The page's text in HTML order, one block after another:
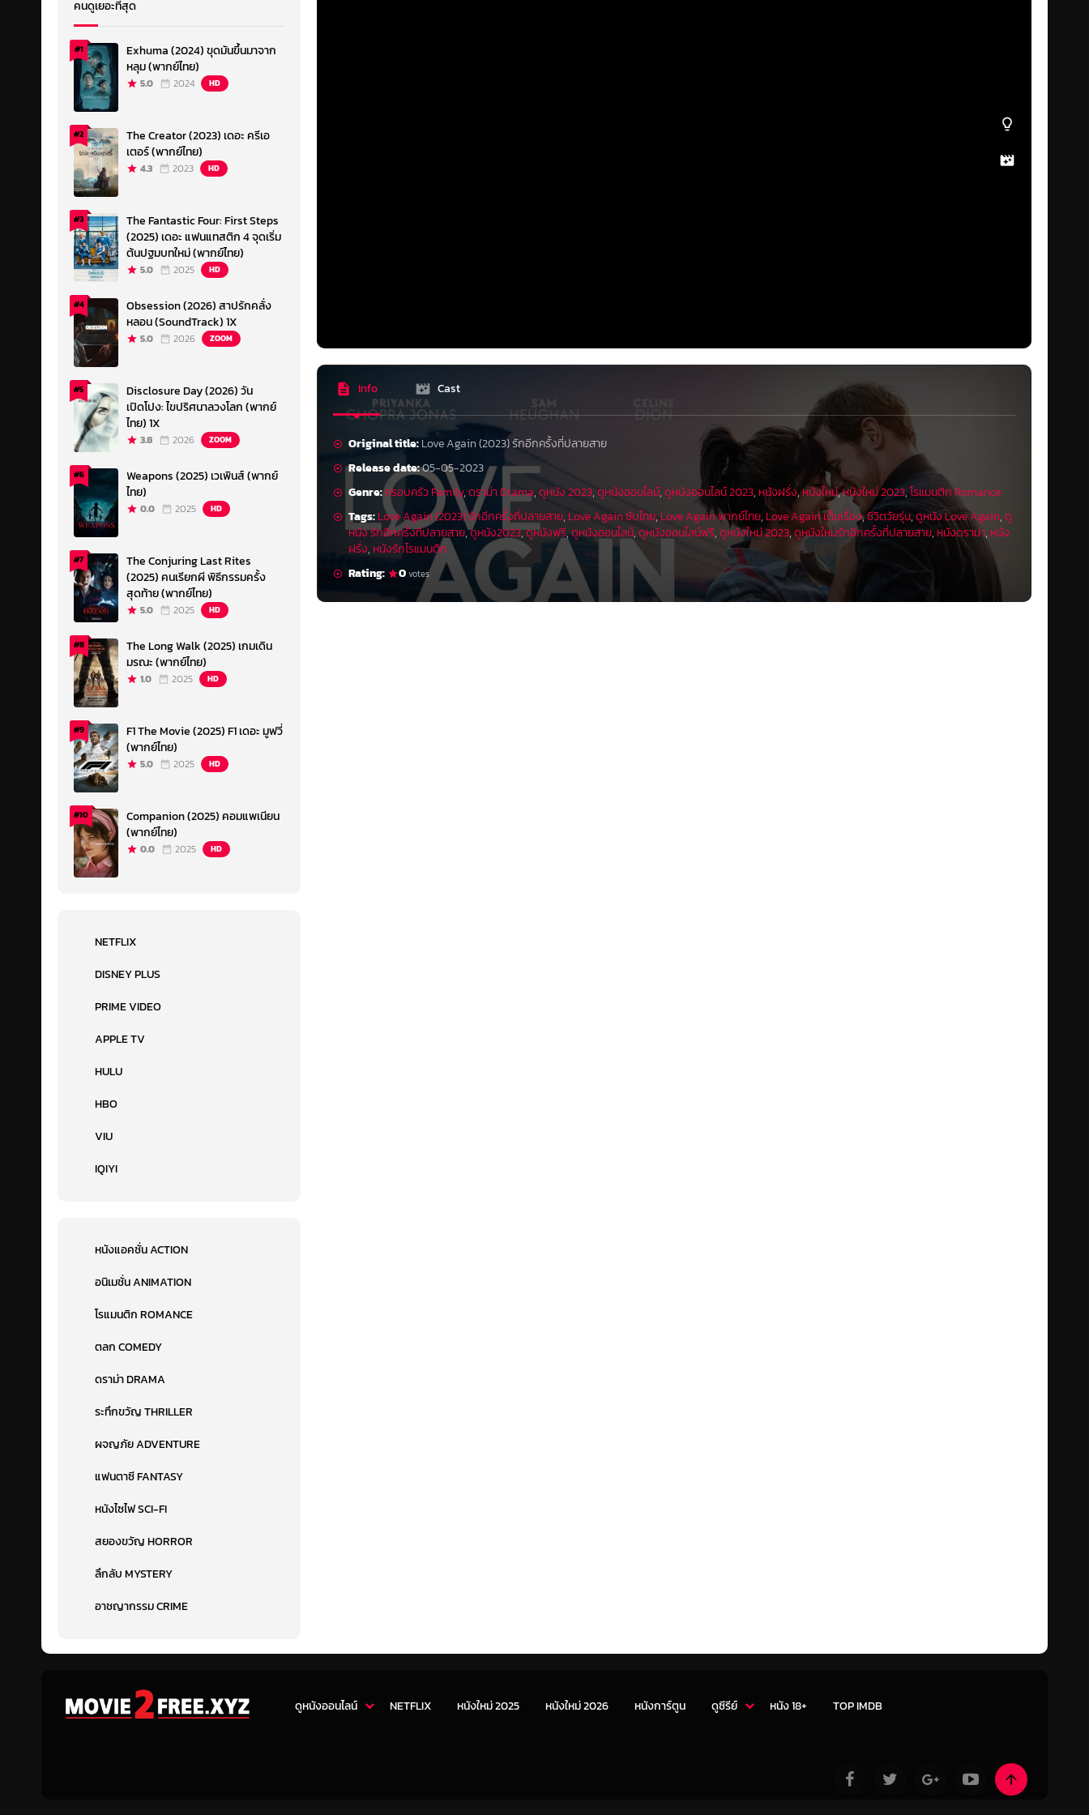
Info Cast
Original title:Love Again (2023) รักอีกครั้งที่ปลายสาย
Release date:05-05-2023
Genre:ครอบครัว Family,ดราม่า Drama,ดูหนัง 2023,ดูหนังออนไลน์,ดูหนังออนไลน์ 2023, หนังฝรั่ง,หนังใหม่,หนังใหม่ 2023,โรแมนติก Romance
Tags:Love Again (2023) รักอีกครั้งที่ปลายสาย, Love Again ซับไทย, Love Again พากย์ไทย, Love Again เต็มเรื่อง,ซีวิตวัยรุ่น,ดูหนัง Love Again,ดู
หนัง รักอีกครั้งที่ปลายสาย,ดูหนัง2023,ดูหนังฟรี,ดูหนังออนไลน์,ดูหนังออนไลน์ฟรี,ดูหนังใหม่ 2023,ดูหนังใหม่รักอีกครั้งที่ปลายสาย, หนังดราม่า, หนัง
ฝรั่ง, หนังรักโรแมนติก
Rating:
0votes
คนดูเยอะที่สุด
#1
Exhuma (2024) ขุดมันขึ้นมาจาก
หลุม (พากย์ไทย)
5.0 2024 HD
#2
The Creator (2023) เดอะ ครีเอ
เตอร์ (พากย์ไทย)
4.3 2023 HD
#3
The Fantastic Four: First Steps
(2025) เดอะ แฟนแทสติก 4 จุดเริ่ม
ต้นปฐมบทใหม่ (พากย์ไทย)
5.0 2025 HD
#4
Obsession (2026) สาปรักคลั่ง
หลอน (SoundTrack) 1X
5.0 2026 ZOOM
#5
Disclosure Day (2026) วัน
เปิดโปง: ไขปริศนาลวงโลก (พากย์
ไทย) 1X
3.8 2026 ZOOM
#6
Weapons (2025) เวเพินส์ (พากย์
ไทย)
0.0 2025 HD
#7
The Conjuring Last Rites
(2025) คนเรียกผี พิธีกรรมครั้ง
สุดท้าย (พากย์ไทย)
5.0 2025 HD
#8
The Long Walk (2025) เกมเดิน
มรณะ (พากย์ไทย)
1.0 2025 HD
#9
F1 The Movie (2025) F1 เดอะ มูฟวี่
(พากย์ไทย)
5.0 2025 HD
#10
Companion (2025) คอมแพเนียน
(พากย์ไทย)
0.0 2025 HD
NETFLIX
DISNEY PLUS
PRIME VIDEO
APPLE TV
HULU
HBO
VIU
IQIYI
หนังแอคชั่น ACTION
อนิเมชั่น ANIMATION
โรแมนติก ROMANCE
ตลก COMEDY
ดราม่า DRAMA
ระทึกขวัญ THRILLER
ผจญภัย ADVENTURE
แฟนตาซี FANTASY
หนังไซไฟ SCI-FI
สยองขวัญ HORROR
ลึกลับ MYSTERY
อาชญากรรม CRIME
ดูหนังออนไลน์ NETFLIX หนังใหม่ 2025 หนังใหม่ 2026 หนังการ์ตูน ดูซีรีย์ หนัง 18+ TOP IMDB